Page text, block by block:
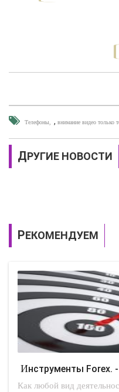
Телефоны , внимание видео только
ДРУГИЕ НОВОСТИ
РЕКОМЕНДУЕМ
Инструменты Forex.
Как любой вид